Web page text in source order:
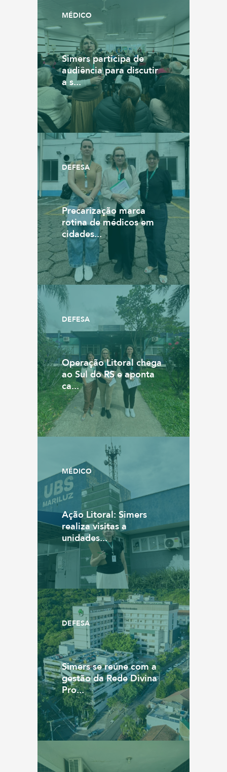
MÉDICO
Simers participa de
audiência para discutir
a s...
DEFESA
Precarização marca
rotina de médicos em
cidades...
DEFESA
Operação Litoral chega
ao Sul do RS e aponta
ca...
MÉDICO
Ação Litoral: Simers
realiza visitas a
unidades...
DEFESA
Simers se reúne com a
gestão da Rede Divina
Pro...